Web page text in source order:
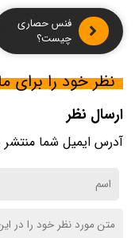
فنس حصاری
چیست؟
نظر خود را برای
ارسال نظر
آدرس ایمیل شما